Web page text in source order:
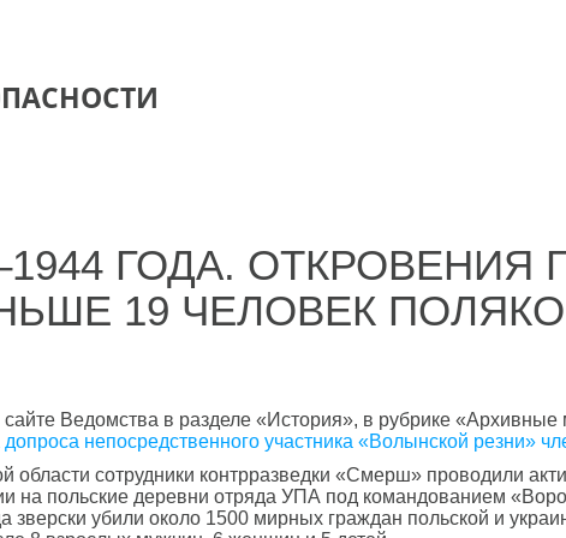
ГОДА. ОТКРОВЕНИЯ
19 ЧЕЛОВЕК
Ведомства в разделе «История», в рубрике
непосредственного участника «Волынской резни»
сотрудники контрразведки «Смерш» проводили
на польские деревни отряда УПА под командованием
убили около 1500 мирных граждан польской и